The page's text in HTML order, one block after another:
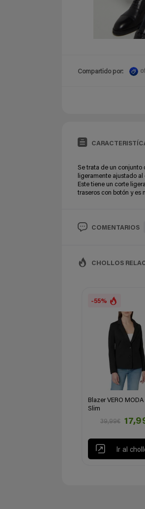
Compartido por:
Se trata de un conjunto
ligeramente ajustado
Este tiene un corte
traseros con botón y es
COMENTARIOS
CHOLLOS
-55%
Blazer VERO MODA
Slim
39,99€
Ir al